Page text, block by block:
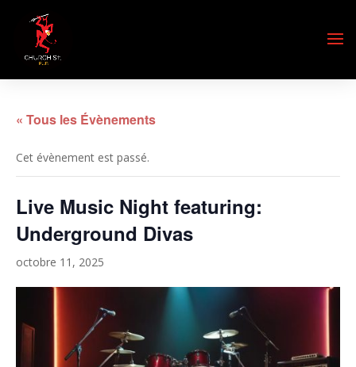
« Tous les Évènements
Cet évènement est passé.
Live Music Night featuring:
Underground Divas
octobre 11, 2025